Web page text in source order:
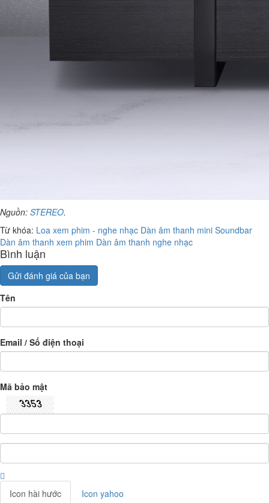
Nguồn: STEREO.
Từ khóa: Loa xem phim - nghe nhạc Dàn âm thanh mini Soundbar
Dàn âm thanh xem phim Dàn âm thanh nghe nhạc
Bình luận
Gửi đánh giá của bạn
Tên
Email / Số điện thoại
Mã bảo mật
Icon hài hước Icon yahoo